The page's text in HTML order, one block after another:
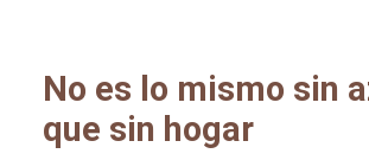
No es lo mismo sin
que sin hogar